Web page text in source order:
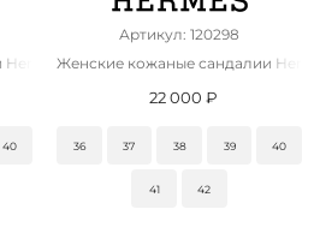
Chypre premium
40
Артикул: 120298
Женские кожаные сандалии
22 000 ₽
36 37 38 39 40
41 42